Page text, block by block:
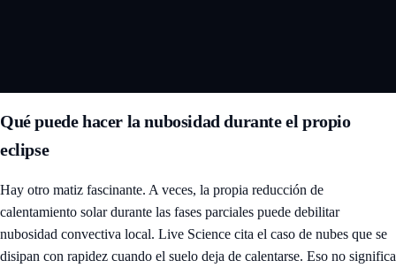
Qué puede hacer la nubosidad durante el propio
eclipse
Hay otro matiz fascinante. A veces, la propia reducción de
calentamiento solar durante las fases parciales puede debilitar
nubosidad convectiva local. Live Science cita el caso de nubes que se
disipan con rapidez cuando el suelo deja de calentarse. Eso no significa